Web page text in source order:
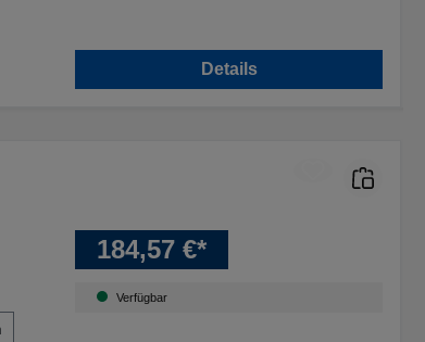
Details
184,57 €*
Verfügbar